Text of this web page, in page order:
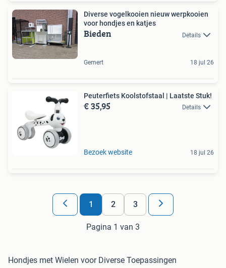
Diverse vogelkooien nieuw werpkooien
voor hondjes en katjes
Bieden Details
Gemert 18 jul 26
Peuterfiets Koolstofstaal | Laatste Stuk!
€ 35,95 Details
Bezoek website 18 jul 26
1 2 3
Pagina 1 van 3
Hondjes met Wielen voor Diverse Toepassingen